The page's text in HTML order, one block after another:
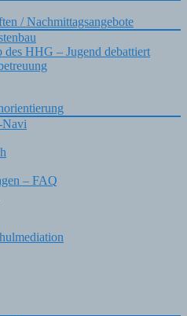
/ Nachmittagsangebote
des HHG – Jugend debattiert
Navi
– FAQ